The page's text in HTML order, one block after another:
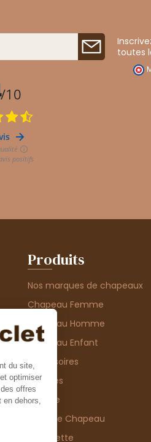
toutes
Produits
Nos marques de chapeaux
Chapeau Femme
Chapeau Homme
Chapeau Enfant
Accessoires
Thèmes
Matière
Type de Chapeau
Casquette